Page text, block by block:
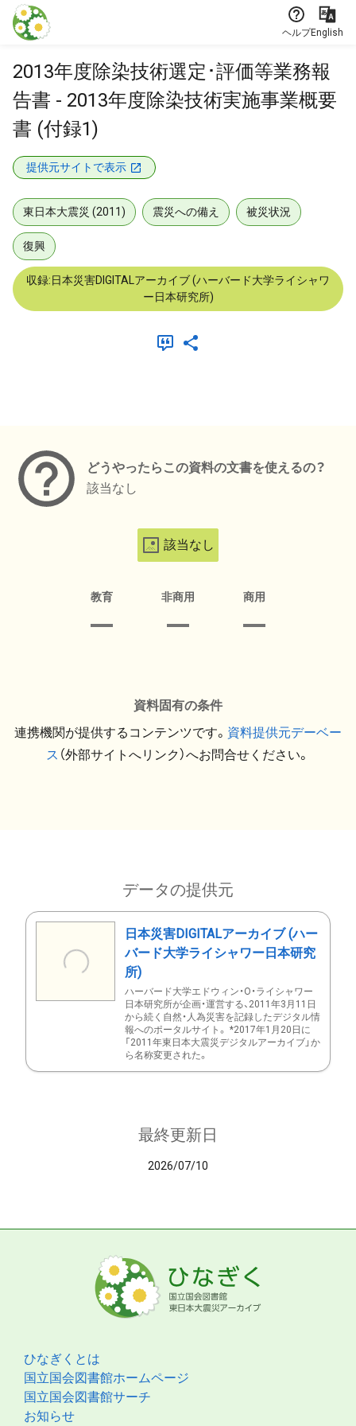
本文に飛ぶ
ヘルプEnglish
2013年度除染技術選定･評価等業務報
告書 - 2013年度除染技術実施事業概要
書 (付録1)
提供元サイトで表示
東日本大震災 (2011) 震災への備え 被災状況
復興
収録:日本災害DIGITALアーカイブ (ハーバード大学ライシャワ
ー日本研究所)
どうやったらこの資料の文書を使えるの？
該当なし
該当なし
教育 非商用 商用
資料固有の条件
連携機関が提供するコンテンツです。 資料提供元デーベー
ス （外部サイトへリンク）へお問合せください。
データの提供元
日本災害DIGITALアーカイブ (ハー
バード大学ライシャワー日本研究
所)
ハーバード大学エドウィン・O・ライシャワー
日本研究所が企画・運営する、2011年3月11日
から続く自然・人為災害を記録したデジタル情
報へのポータルサイト。 *2017年1月20日に
「2011年東日本大震災デジタルアーカイブ」か
ら名称変更された。
最終更新日
2026/07/10
ひなぎくとは
国立国会図書館ホームページ
国立国会図書館サーチ
お知らせ